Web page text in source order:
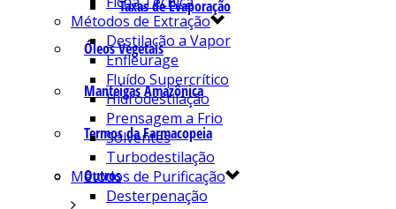
Taxas de Evaporação
Óleos Vegetais
Manteigas Amazônica
Termos da Farmacopeia
Outros
Métodos de Extração
Destilação a Vapor
Enfleurage
Fluído Supercrítico
Hidrodestilação
Prensagem a Frio
Solventes
Turbodestilação
Métodos de Purificação
Desterpenação